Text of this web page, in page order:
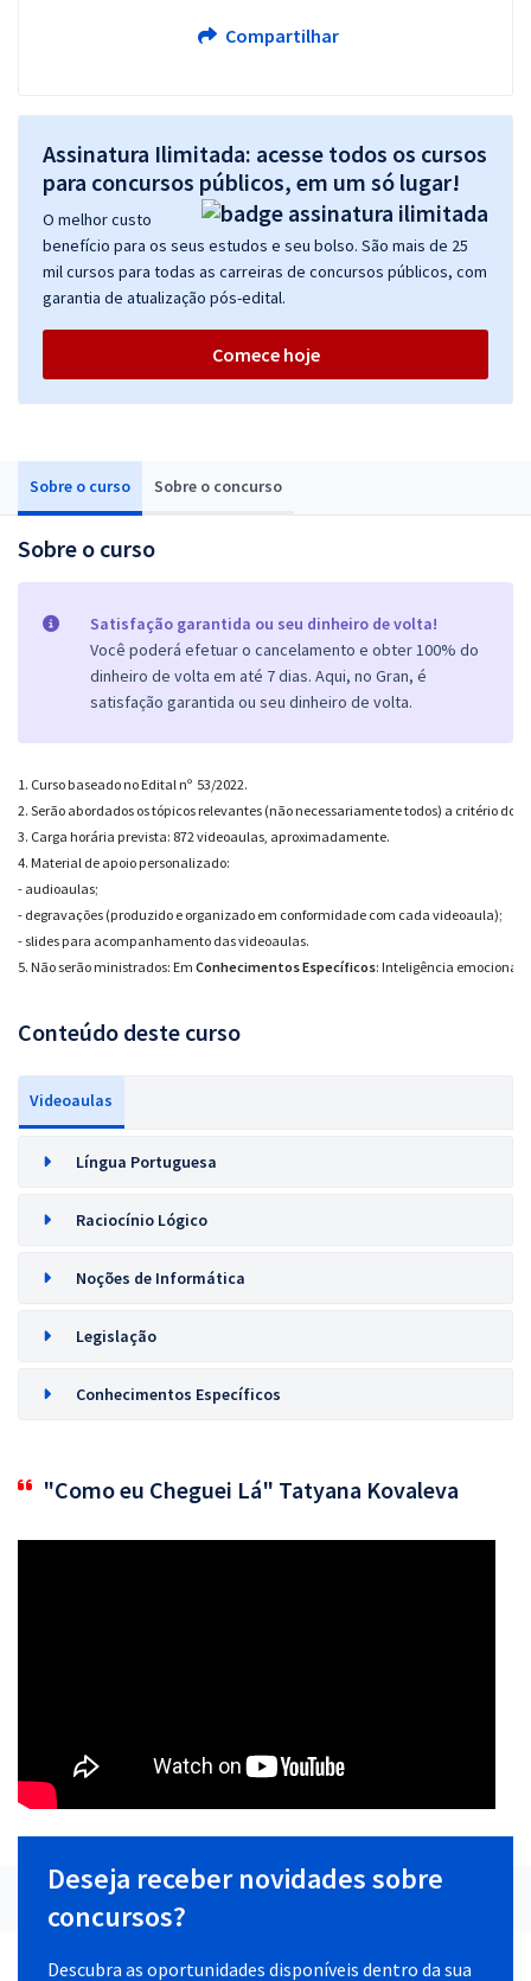
Sobre o curso Sobre o concurso
Sobre o curso
Satisfação garantida ou seu dinheiro de volta!
Você poderá efetuar o cancelamento e obter 100% do
dinheiro de volta em até 7 dias. Aqui, no Gran, é
satisfação garantida ou seu dinheiro de volta.
1. Curso baseado no Edital nº  53/2022.
2. Serão abordados os tópicos relevantes (não necessariamente todos) a critério do
3. Carga horária prevista: 872 videoaulas, aproximadamente.
4. Material de apoio personalizado:
- audioaulas;
- degravações (produzido e organizado em conformidade com cada videoaula);
- slides para acompanhamento das videoaulas.
5. Não serão ministrados: Em Conhecimentos Específicos: Inteligência emocional.
Conteúdo deste curso
Videoaulas
Língua Portuguesa
Raciocínio Lógico
Noções de Informática
Legislação
Conhecimentos Específicos
"Como eu Cheguei Lá" Tatyana Kovaleva
Compartilhar
Assinatura Ilimitada: acesse todos os cursos
para concursos públicos, em um só lugar!
O melhor custo
benefício para os seus estudos e seu bolso. São mais de 25
mil cursos para todas as carreiras de concursos públicos, com
garantia de atualização pós-edital.
Comece hoje
Deseja receber novidades sobre
concursos?
Descubra as oportunidades disponíveis dentro da sua